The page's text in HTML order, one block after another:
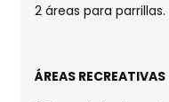
2 áreas para parrillas.
ÁREAS RECREATIVAS